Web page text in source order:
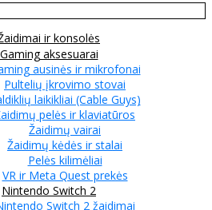
ir konsolės
Gaming aksesuarai
ausinės ir mikrofonai
Pultelių įkrovimo stovai
laikikliai (Cable Guys)
pelės ir klaviatūros
Žaidimų vairai
Žaidimų kėdės ir stalai
Pelės kilimėliai
VR ir Meta Quest prekės
Nintendo Switch 2
Switch 2 žaidimai